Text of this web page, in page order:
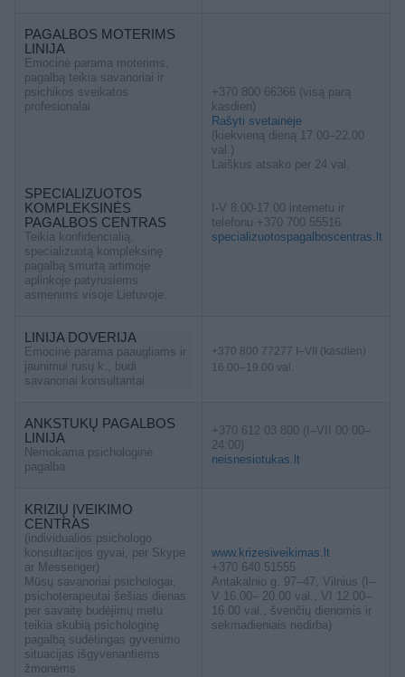
PAGALBOS MOTERIMS
LINIJA
Emocinė parama moterims,
pagalbą teikia savanoriai ir
psichikos sveikatos
profesionalai
SPECIALIZUOTOS
KOMPLEKSINĖS
PAGALBOS CENTRAS
Teikia konfidencialią,
specializuotą kompleksinę
pagalbą smurtą artimoje
aplinkoje patyrusiems
asmenims visoje Lietuvoje.
+370 800 66366 (visą parą
kasdien)
Rašyti svetainėje
(kiekvieną dieną 17.00–22.00
val.)
Laiškus atsako per 24 val.
I-V 8.00-17.00 internetu ir
telefonu +370 700 55516
specializuotospagalboscentras.lt
LINIJA DOVERIJA
Emocinė parama paaugliams ir
jaunimui rusų k., budi
savanoriai konsultantai
+370 800 77277 I–VII (kasdien)
16.00–19.00 val.
ANKSTUKŲ PAGALBOS
LINIJA
Nemokama psichologinė
pagalba
+370 612 03 800 (I–VII 00:00–
24:00)
neisnesiotukas.lt
KRIZIŲ ĮVEIKIMO
CENTRAS
(individualios psichologo
konsultacijos gyvai, per Skype
ar Messenger)
Mūsų savanoriai psichologai,
psichoterapeutai šešias dienas
per savaitę budėjimų metu
teikia skubią psichologinę
pagalbą sudėtingas gyvenimo
situacijas išgyvenantiems
žmonėms
www.krizesiveikimas.lt
+370 640 51555
Antakalnio g. 97–47, Vilnius (I–
V 16.00– 20.00 val., VI 12.00–
16.00 val., švenčių dienomis ir
sekmadieniais nedirba)